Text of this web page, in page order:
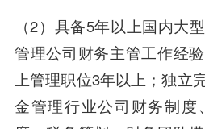
（2）具备5年以上国内大
管理公司财务主管工作经
上管理职位3年以上；独立
金管理行业公司财务制度